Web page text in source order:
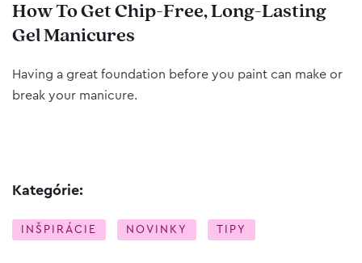
How To Get Chip-Free, Long-Lasting
Gel Manicures
Having a great foundation before you paint can make or
break your manicure.
Kategórie:
INŠPIRÁCIE NOVINKY TIPY